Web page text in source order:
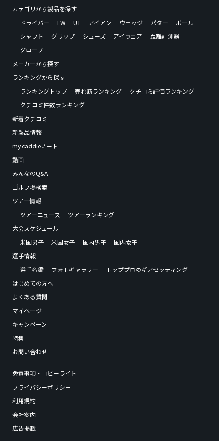
カテゴリから製品を探す
ドライバー
FW UT アイアン ウェッジ パター
ボール
シャフト
グリップ シューズ アイウェア
距離計測器
グローブ
メーカーから探す
ランキングから探す
ランキングトップ
売れ筋ランキング
クチコミ評価ランキング
クチコミ件数ランキング
新着クチコミ
新製品情報
my caddieノート
動画
みんなのQ&A
ゴルフ場検索
ツアー情報
ツアーニュース
ツアーランキング
大会スケジュール
米国男子
米国女子 国内男子
国内女子
選手情報
選手名鑑
フォトギャラリー
トッププロのギアセッティング
はじめての方へ
よくある質問
マイページ
キャンペーン
特集
お問い合わせ
免責事項・コピーライト
プライバシーポリシー
利用規約
会社案内
広告掲載